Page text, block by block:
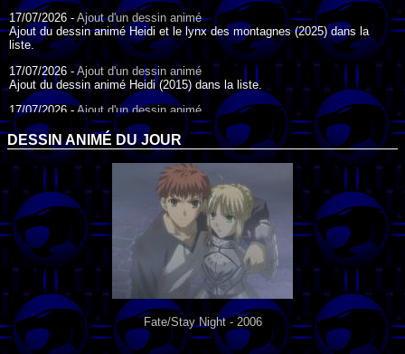
17/07/2026 - Ajout d'un dessin animé
Ajout du dessin animé Heidi et le lynx des montagnes (2025) dans la
liste.
17/07/2026 - Ajout d'un dessin animé
Ajout du dessin animé Heidi (2015) dans la liste.
17/07/2026 -Ajout d'un dessin animé
Ajout du dessin animé Heidi (1995) dans la liste.
09/07/2026 -Ajout d'un dessin animé
Ajout du dessin animé Genki l'Aventurier de la Chance (2006) dans la
04/07/2026 -Ajout d'un dessin animé
Ajout du dessin animé Vilain Petit Canard (2000) dans la liste.
04/07/2026 - Ajout d'un dessin animé
Ajout du dessin animé Le Noël du vilain petit canard (2003) dans la liste.
DESSIN ANIMÉ DU JOUR
Fate/Stay Night - 2006